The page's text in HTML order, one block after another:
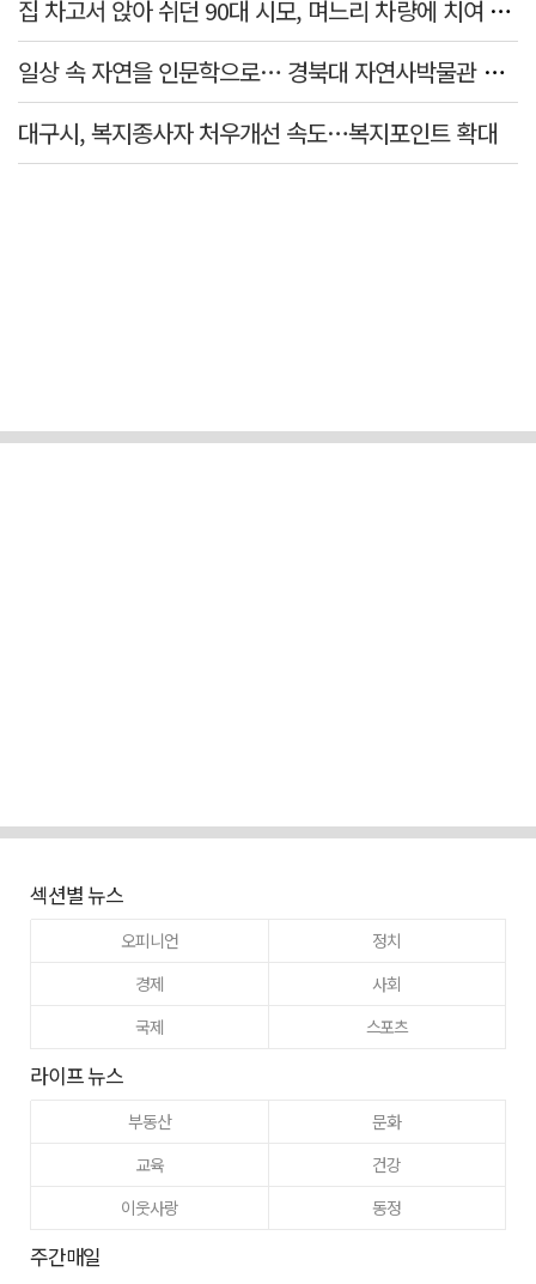
집 차고서 앉아 쉬던 90대 시모, 며느리 차량에 치여 사망
일상 속 자연을 인문학으로… 경북대 자연사박물관 특강 개최
대구시, 복지종사자 처우개선 속도…복지포인트 확대
섹션별 뉴스
오피니언
정치
경제
사회
국제
스포츠
라이프 뉴스
부동산
문화
교육
건강
이웃사랑
동정
주간매일